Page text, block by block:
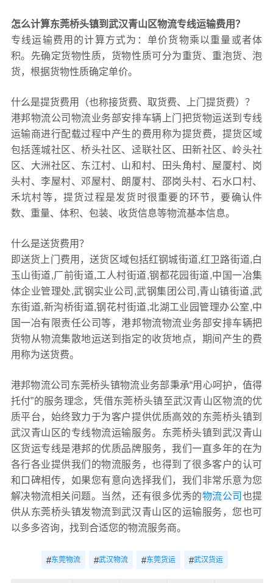
怎么计算东莞桥头镇到武汉青山区物流专线运输费用？
专线运输费用的计算方式为：单价货物乘以重量或者体
积。先确定货物性质，货物性质可分为重货、重泡货、泡
货，根据货物性质确定单价。
什么是提货费用（也称接货费、取货费、上门提货费）？
港邦物流公司物流业务部安排车辆上门把货物运送到专线
运输商进行配载过程中产生的费用称为提货费，提货区域
包括莲城社区、桥头社区、迳联社区、田新社区、岭头社
区、大洲社区、东江村、山和村、田头角村、屋厦村、岗
头村、李屋村、邓屋村、朗厦村、邵岗头村、石水口村、
禾坑村等，提货过程是发货时很重要的环节，要确认件
数、重量、体积、包装、收货信息等物流基本信息。
什么是送货费用？
即送货上门费用，送货区域包括红钢城街道,红卫路街道,白
玉山街道,厂前街道,工人村街道,钢都花园街道,中国一冶集
体企业管理处,武钢实业公司,武钢集团公司,青山镇街道,武
东街道,新沟桥街道,钢花村街道,北湖工业园管理办公室,中
国一冶有限责任公司等，港邦物流物流业务部安排车辆把
货物从物流集散地运送到指定的收货地点，期间产生的费
用称为送货费。
港邦物流公司东莞桥头镇物流业务部秉承“用心呵护，值得
托付”的服务理念，凭借东莞桥头镇至武汉青山区物流的优
质平台，始终致力于为客户提供优质高效的东莞桥头镇到
武汉青山区的专线物流运输服务。东莞桥头镇到武汉青山
区货运专线是港邦的优质品牌服务，我们一直多年的在为
各行各业提供我们的物流服务，也得到了很多客户的认可
和口碑相传，如果您有意向选择我们，我们非常乐意为您
解决物流相关问题。当然，还有很多优秀的物流公司 也提
供从东莞桥头镇发物流到武汉青山区的运输服务，您也可
以多多咨询，找到合适您的物流服务商。
#东莞物流 #武汉物流 #东莞货运 #武汉货运